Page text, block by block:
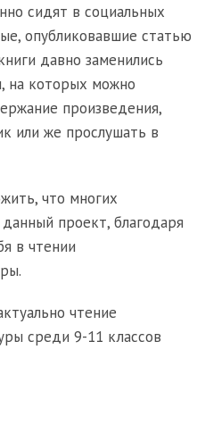
сидят в социальных
опубликовавшие статью
давно заменились
на которых можно
произведения,
или же прослушать в
что многих
проект, благодаря
в чтении
чтение
среди 9-11 классов